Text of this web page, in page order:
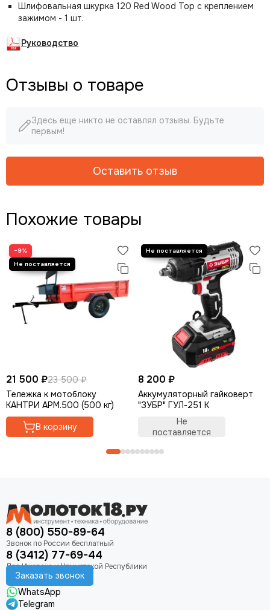
Шлифовальная шкурка 120 Red Wood Top с креплением
зажимом - 1 шт.
Руководство
Отзывы о товаре
Здесь еще никто не оставлял отзывы. Будьте
первым!
Оставить отзыв
Похожие товары
−9%
21 500 ₽23 500 ₽
Тележка к мотоблоку
КАНТРИ АРМ.500 (500 кг)
В корзину
8 200 ₽
Аккумуляторный гайковерт
"ЗУБР" ГУЛ-251 К
Не
поставляется
8 (800) 550-89-64
8 (3412) 77-69-44
Заказать звонок
WhatsApp
Telegram